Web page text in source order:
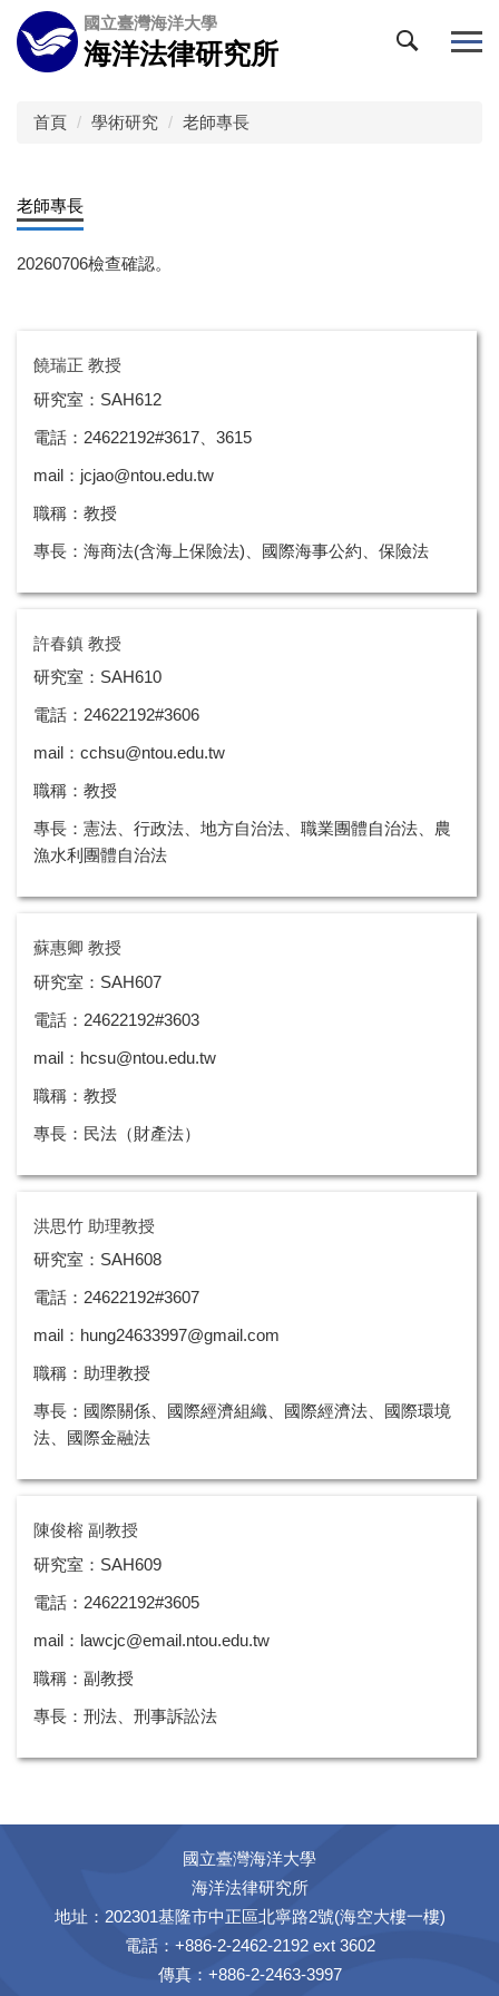
跳
到
主
國立臺灣海洋大學
海洋法律研究所
首頁 學術研究 老師專長
老師專長
20260706檢查確認。
饒瑞正 教授
研究室：SAH612
電話：24622192#3617、3615
mail：jcjao@ntou.edu.tw
職稱：教授
專長：海商法(含海上保險法)、國際海事公約、保險法
許春鎮 教授
研究室：SAH610
電話：24622192#3606
mail：cchsu@ntou.edu.tw
職稱：教授
專長：憲法、行政法、地方自治法、職業團體自治法、農
漁水利團體自治法
蘇惠卿 教授
研究室：SAH607
電話：24622192#3603
mail：hcsu@ntou.edu.tw
職稱：教授
專長：民法（財產法）
洪思竹 助理教授
研究室：SAH608
電話：24622192#3607
mail：hung24633997@gmail.com
職稱：助理教授
專長：國際關係、國際經濟組織、國際經濟法、國際環境
法、國際金融法
陳俊榕 副教授
研究室：SAH609
電話：24622192#3605
mail：lawcjc@email.ntou.edu.tw
職稱：副教授
專長：刑法、刑事訴訟法
國立臺灣海洋大學
海洋法律研究所
地址：202301基隆市中正區北寧路2號(海空大樓一樓)
電話：+886-2-2462-2192 ext 3602
傳真：+886-2-2463-3997